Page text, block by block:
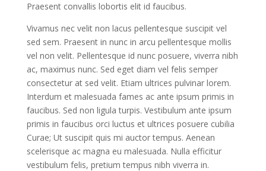
Praesent convallis lobortis elit id faucibus.
Vivamus nec velit non lacus pellentesque suscipit vel
sed sem. Praesent in nunc in arcu pellentesque mollis
vel non velit. Pellentesque id nunc posuere, viverra nibh
ac, maximus nunc. Sed eget diam vel felis semper
consectetur at sed velit. Etiam ultrices pulvinar lorem.
Interdum et malesuada fames ac ante ipsum primis in
faucibus. Sed non ligula turpis. Vestibulum ante ipsum
primis in faucibus orci luctus et ultrices posuere cubilia
Curae; Ut suscipit quis mi auctor tempus. Aenean
scelerisque ac magna eu malesuada. Nulla efficitur
vestibulum felis, pretium tempus nibh viverra in.